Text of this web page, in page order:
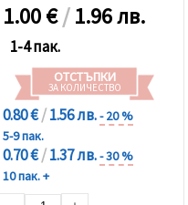
1.00€/1.96 лв.
1-4 пак.
ОТСТЪПКИ
ЗА КОЛИЧЕСТВО
0.80 €/1.56 лв.- 20 %
5-9 пак.
0.70 €/1.37 лв.- 30 %
10 пак. +